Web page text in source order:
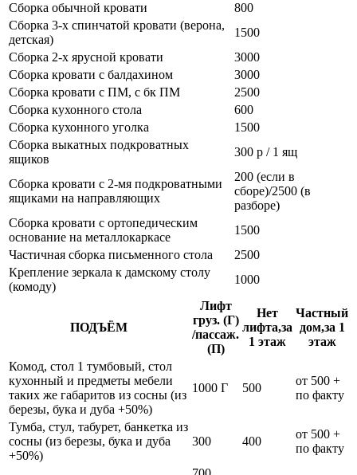
Сборка обычной кровати
800
Сборка 3-х спинчатой кровати (верона,
детская)
1500
Сборка 2-х ярусной кровати
3000
Сборка кровати с балдахином
3000
Сборка кровати с ПМ, с бк ПМ
2500
Сборка кухонного стола
600
Сборка кухонного уголка
1500
Сборка выкатных подкроватных
ящиков
300 р / 1 ящ
Сборка кровати с 2-мя подкроватными
ящиками на направляющих
200 (если в
сборе)/2500 (в
разборе)
Сборка кровати с ортопедическим
основание на металлокаркасе
1500
Частичная сборка письменного стола
2500
Крепление зеркала к дамскому столу
(комоду)
1000
ПОДЪЁМ
Лифт
груз. (Г)
/пассаж.
(П)
Нет
лифта,за
1 этаж
Частный
дом,за 1
этаж
Комод, стол 1 тумбовый, стол
кухонный и предметы мебели
таких же габаритов из сосны (из
березы, бука и дуба +50%)
1000 Г 500
от 500 +
по факту
Тумба, стул, табурет, банкетка из
сосны (из березы, бука и дуба
+50%)
300 400
от 500 +
по факту